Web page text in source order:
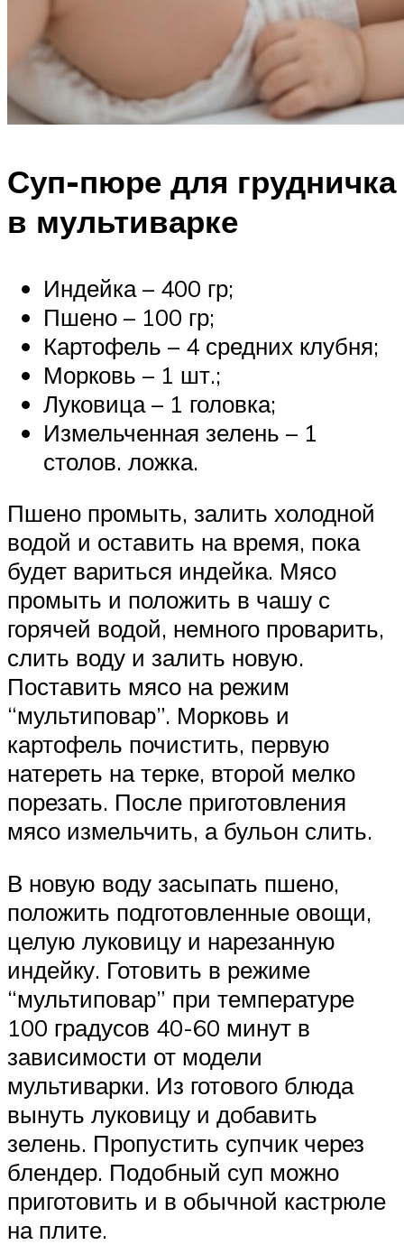
Суп-пюре для грудничка
в мультиварке
Индейка – 400 гр;
Пшено – 100 гр;
Картофель – 4 средних клубня;
Морковь – 1 шт.;
Луковица – 1 головка;
Измельченная зелень – 1
столов. ложка.
Пшено промыть, залить холодной
водой и оставить на время, пока
будет вариться индейка. Мясо
промыть и положить в чашу с
горячей водой, немного проварить,
слить воду и залить новую.
Поставить мясо на режим
“мультиповар”. Морковь и
картофель почистить, первую
натереть на терке, второй мелко
порезать. После приготовления
мясо измельчить, а бульон слить.
В новую воду засыпать пшено,
положить подготовленные овощи,
целую луковицу и нарезанную
индейку. Готовить в режиме
“мультиповар” при температуре
100 градусов 40-60 минут в
зависимости от модели
мультиварки. Из готового блюда
вынуть луковицу и добавить
зелень. Пропустить супчик через
блендер. Подобный суп можно
приготовить и в обычной кастрюле
на плите.